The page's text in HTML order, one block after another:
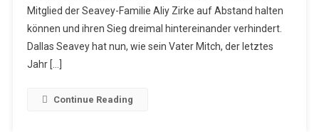
Mitglied der Seavey-Familie Aliy Zirke auf Abstand halten
können und ihren Sieg dreimal hintereinander verhindert.
Dallas Seavey hat nun, wie sein Vater Mitch, der letztes
Jahr […]
Continue Reading